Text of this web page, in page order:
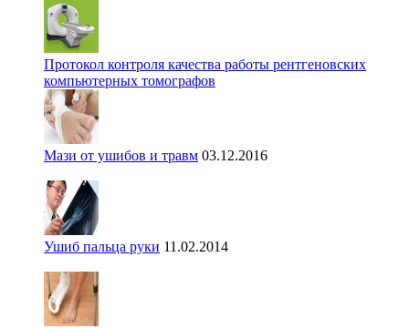
Протокол контроля качества работы рентгеновских
компьютерных томографов
Мази от ушибов и травм 03.12.2016
Ушиб пальца руки 11.02.2014